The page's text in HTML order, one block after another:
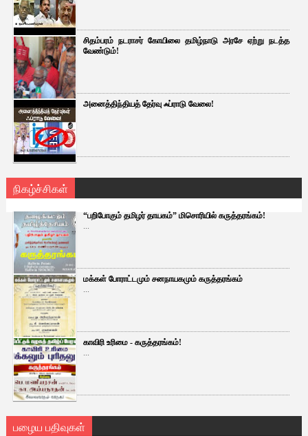
சிதம்பரம் நடராசர் கோயிலை தமிழ்நாடு அரசே ஏற்று நடத்த
வேண்டும்!
அனைத்திந்தியத் தேர்வு ஃப்ராடு வேலை!
நிகழ்ச்சிகள்
“பறிபோகும் தமிழர் தாயகம்” மிசொரியில் கருத்தரங்கம்!
...
மக்கள் போராட்டமும் சனநாயகமும் கருத்தரங்கம்
...
காவிரி உரிமை - கருத்தரங்கம்!
...
பழைய பதிவுகள்